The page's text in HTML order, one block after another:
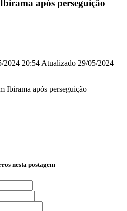
após perseguição
2024 20:54 Atualizado 29/05/2024
nesta postagem